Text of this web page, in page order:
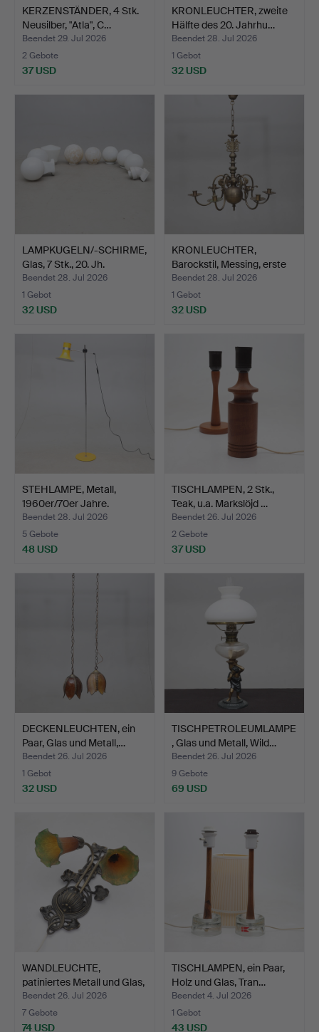
KERZENSTÄNDER, 4 Stk.
Neusilber, "Atla", C…
Beendet 29. Jul 2026
2 Gebote
37 USD
KRONLEUCHTER, zweite
Hälfte des 20. Jahrhu…
Beendet 28. Jul 2026
1 Gebot
32 USD
LAMPKUGELN/-SCHIRME,
Glas, 7 Stk., 20. Jh.
Beendet 28. Jul 2026
1 Gebot
32 USD
KRONLEUCHTER,
Barockstil, Messing, erste
H…
Beendet 28. Jul 2026
1 Gebot
32 USD
STEHLAMPE, Metall,
1960er/70er Jahre.
Beendet 28. Jul 2026
5 Gebote
48 USD
TISCHLAMPEN, 2 Stk.,
Teak, u.a. Markslöjd …
Beendet 26. Jul 2026
2 Gebote
37 USD
DECKENLEUCHTEN, ein
Paar, Glas und Metall,…
Beendet 26. Jul 2026
1 Gebot
32 USD
TISCHPETROLEUMLAMPE
, Glas und Metall, Wild…
Beendet 26. Jul 2026
9 Gebote
69 USD
WANDLEUCHTE,
patiniertes Metall und Glas,
…
Beendet 26. Jul 2026
7 Gebote
74 USD
TISCHLAMPEN, ein Paar,
Holz und Glas, Tran…
Beendet 4. Jul 2026
1 Gebot
43 USD